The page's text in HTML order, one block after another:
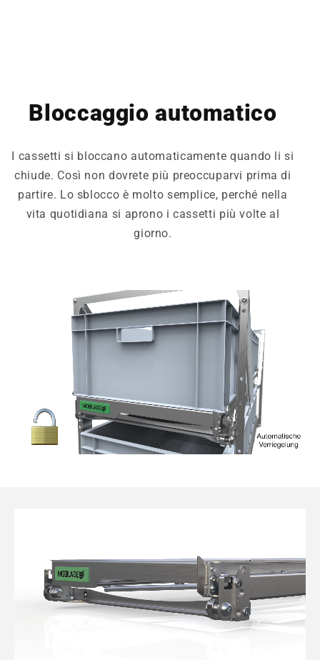
Bloccaggio automatico
I cassetti si bloccano automaticamente quando li si
chiude. Così non dovrete più preoccuparvi prima di
partire. Lo sblocco è molto semplice, perché nella
vita quotidiana si aprono i cassetti più volte al
giorno.